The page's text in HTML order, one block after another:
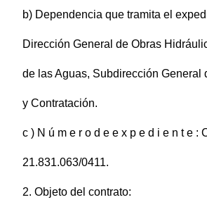
b) Dependencia que tramita el
Dirección General de Obras
de las Aguas, Subdirección General
y Contratación.
c ) N ú m e r o d e e x p e d i e n t e :
21.831.063/0411.
2. Objeto del contrato: